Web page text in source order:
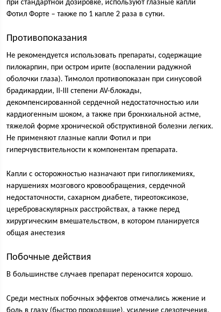
при стандартной дозировке, используют глазные капли
Фотил Форте – также по 1 капле 2 раза в сутки.
Противопоказания
Не рекомендуется использовать препараты, содержащие
пилокарпин, при остром ирите (воспалении радужной
оболочки глаза). Тимолол противопоказан при синусовой
брадикардии, II-III степени AV-блокады,
декомпенсированной сердечной недостаточностью или
кардиогенным шоком, а также при бронхиальной астме,
тяжелой форме хронической обструктивной болезни легких.
Не применяют глазные капли Фотил и при
гиперчувствительности к компонентам препарата.
Капли с осторожностью назначают при гипогликемиях,
нарушениях мозгового кровообращения, сердечной
недостаточности, сахарном диабете, тиреотоксикозе,
цереброваскулярных расстройствах, а также перед
хирургическим вмешательством, в котором планируется
общая анестезия
Побочные действия
В большинстве случаев препарат переносится хорошо.
Среди местных побочных эффектов отмечались жжение и